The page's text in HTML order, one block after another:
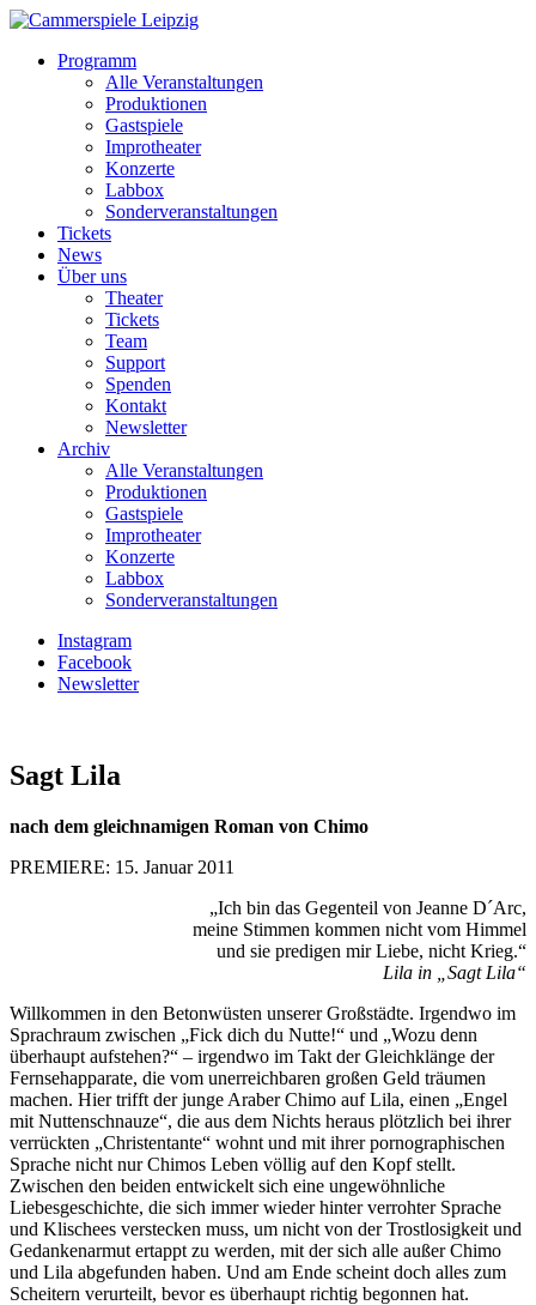
Programm
Alle Veranstaltungen
Produktionen
Gastspiele
Improtheater
Konzerte
Labbox
Sonderveranstaltungen
Tickets
News
Über uns
Theater
Tickets
Team
Support
Spenden
Kontakt
Newsletter
Archiv
Alle Veranstaltungen
Produktionen
Gastspiele
Improtheater
Konzerte
Labbox
Sonderveranstaltungen
Instagram
Facebook
Newsletter
Sagt Lila
nach dem gleichnamigen Roman von Chimo
PREMIERE: 15. Januar 2011
„Ich bin das Gegenteil von Jeanne D´Arc,
meine Stimmen kommen nicht vom Himmel
und sie predigen mir Liebe, nicht Krieg.“
Lila in „Sagt Lila“
Willkommen in den Betonwüsten unserer Großstädte. Irgendwo im
Sprachraum zwischen „Fick dich du Nutte!“ und „Wozu denn
überhaupt aufstehen?“ – irgendwo im Takt der Gleichklänge der
Fernsehapparate, die vom unerreichbaren großen Geld träumen
machen. Hier trifft der junge Araber Chimo auf Lila, einen „Engel
mit Nuttenschnauze“, die aus dem Nichts heraus plötzlich bei ihrer
verrückten „Christentante“ wohnt und mit ihrer pornographischen
Sprache nicht nur Chimos Leben völlig auf den Kopf stellt.
Zwischen den beiden entwickelt sich eine ungewöhnliche
Liebesgeschichte, die sich immer wieder hinter verrohter Sprache
und Klischees verstecken muss, um nicht von der Trostlosigkeit und
Gedankenarmut ertappt zu werden, mit der sich alle außer Chimo
und Lila abgefunden haben. Und am Ende scheint doch alles zum
Scheitern verurteilt, bevor es überhaupt richtig begonnen hat.